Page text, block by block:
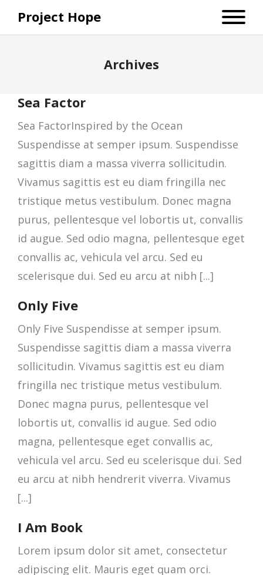
Project Hope
Archives
Sea Factor
Sea FactorInspired by the Ocean
Suspendisse at semper ipsum. Suspendisse
sagittis diam a massa viverra sollicitudin.
Vivamus sagittis est eu diam fringilla nec
tristique metus vestibulum. Donec magna
purus, pellentesque vel lobortis ut, convallis
id augue. Sed odio magna, pellentesque eget
convallis ac, vehicula vel arcu. Sed eu
scelerisque dui. Sed eu arcu at nibh [...]
Only Five
Only Five Suspendisse at semper ipsum.
Suspendisse sagittis diam a massa viverra
sollicitudin. Vivamus sagittis est eu diam
fringilla nec tristique metus vestibulum.
Donec magna purus, pellentesque vel
lobortis ut, convallis id augue. Sed odio
magna, pellentesque eget convallis ac,
vehicula vel arcu. Sed eu scelerisque dui. Sed
eu arcu at nibh hendrerit viverra. Vivamus
[...]
I Am Book
Lorem ipsum dolor sit amet, consectetur
adipiscing elit. Mauris eget quam orci.